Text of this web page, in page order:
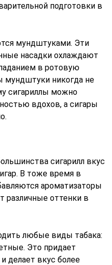
подготовки в
мундштуками. Эти
насадки охлаждают
в ротовую
мундштуки никогда не
сигариллы можно
вдохов, а сигары
сигарилл вкус
В тоже время в
ароматизаторы
различные оттенки в
любые виды табака:
Это придает
делает вкус более